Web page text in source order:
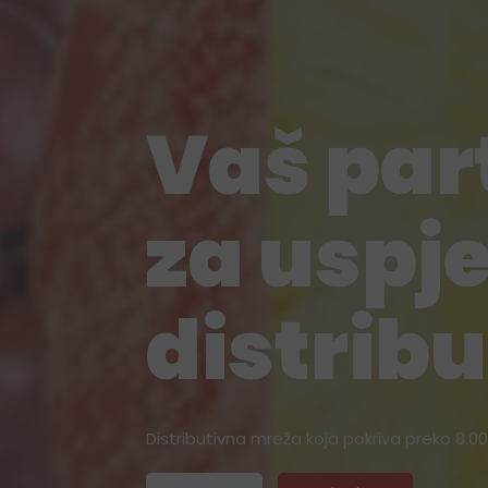
Vaš
za
Distributivna mreža koja pokriva preko
Vaš
za
Distributivna mreža koja pokriva preko